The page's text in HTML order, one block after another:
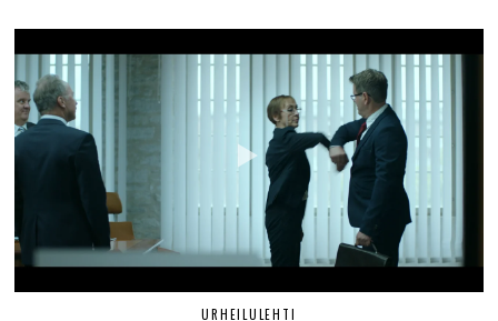
URHEILULEHTI